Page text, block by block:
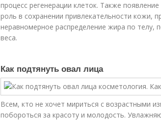
процесс регенерации клеток. Также
роль в сохранении привлекательности кожи,
неравномерное распределение жира по телу,
веса.
Как подтянуть овал лица
Всем, кто не хочет мириться с возрастными
побороться за красоту и молодость.